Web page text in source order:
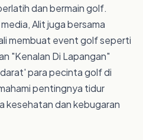
dan bermain golf.
Alit juga bersama
membuat event golf seperti
"Kenalan Di Lapangan"
para pecinta golf di
pentingnya tidur
kesehatan dan kebugaran